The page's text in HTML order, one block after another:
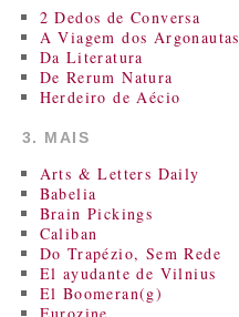
2 Dedos de Conversa
A Viagem dos Argonautas
Da Literatura
De Rerum Natura
Herdeiro de Aécio
3. MAIS
Arts & Letters Daily
Babelia
Brain Pickings
Caliban
Do Trapézio, Sem Rede
El ayudante de Vilnius
El Boomeran(g)
Eurozine